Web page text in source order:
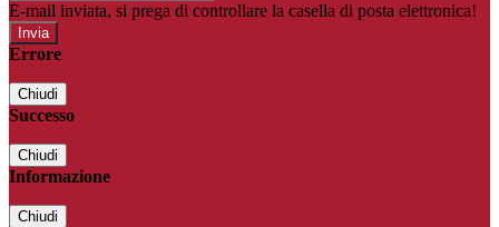
E-mail inviata, si prega di controllare la casella di posta elettronica!
Errore
Chiudi
Successo
Chiudi
Informazione
Chiudi